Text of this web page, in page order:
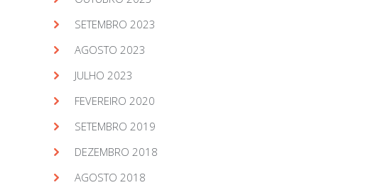
SETEMBRO 2023
AGOSTO 2023
JULHO 2023
FEVEREIRO 2020
SETEMBRO 2019
DEZEMBRO 2018
AGOSTO 2018